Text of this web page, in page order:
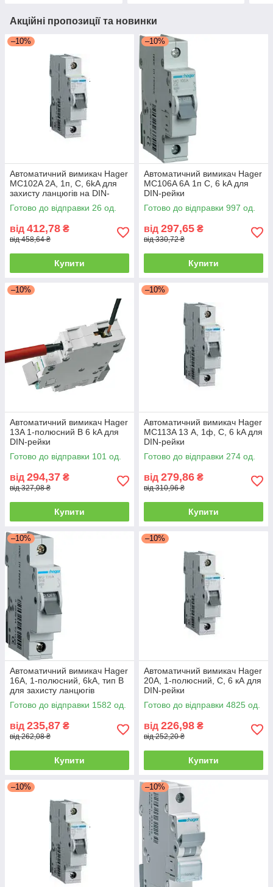
Акційні пропозиції та новинки
–10%
Автоматичний вимикач Hager
MC102A 2А, 1п, C, 6kA для
захисту ланцюгів на DIN-
рейку
Готово до відправки 26 од.
від 412,78 ₴
від 458,64 ₴
Купити
–10%
Автоматичний вимикач Hager
MC106A 6А 1п С, 6 kA для
DIN-рейки
Готово до відправки 997 од.
від 297,65 ₴
від 330,72 ₴
Купити
–10%
Автоматичний вимикач Hager
13A 1-полюсний B 6 kA для
DIN-рейки
Готово до відправки 101 од.
від 294,37 ₴
від 327,08 ₴
Купити
–10%
Автоматичний вимикач Hager
MC113A 13 А, 1ф, C, 6 kA для
DIN-рейки
Готово до відправки 274 од.
від 279,86 ₴
від 310,96 ₴
Купити
–10%
Автоматичний вимикач Hager
16А, 1-полюсний, 6kA, тип B
для захисту ланцюгів
Готово до відправки 1582 од.
від 235,87 ₴
від 262,08 ₴
Купити
–10%
Автоматичний вимикач Hager
20А, 1-полюсний, C, 6 кА для
DIN-рейки
Готово до відправки 4825 од.
від 226,98 ₴
від 252,20 ₴
Купити
–10% –10%